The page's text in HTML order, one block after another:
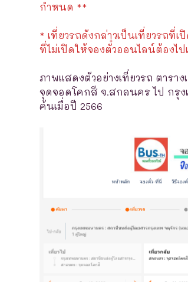
กำหนด **
* เที่ยวรถดังกล่าวเป็นเที่ยวรถที่
ที่ไม่เปิดให้จองตั๋วออนไลน์ต้องไ
ภาพแสดงตัวอย่างเที่ยวรถ ตารา
จุดจอดโคกสี จ.สกลนคร ไป กรุ
ค้นเมื่อปี 2566